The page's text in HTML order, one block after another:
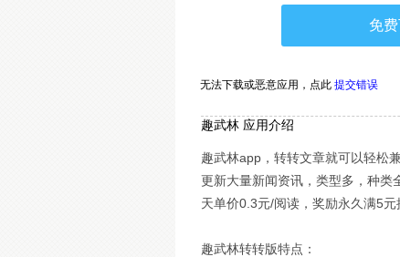
免
无法下载或恶意应用， 点此 提交错误
趣武林 应用介绍
趣武林app，转转文章就可以轻松
更新大量新闻资讯，类型多，种类
天单价0.3元/阅读，奖励永久满5
趣武林转转版特点：